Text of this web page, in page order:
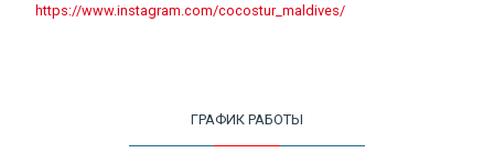
https://www.instagram.com/cocostur_maldives/
ГРАФИК РАБОТЫ